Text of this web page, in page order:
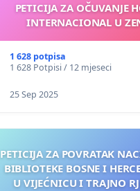
PETICIJA ZA OČUVANJE
INTERNACIONAL U
1 628 potpisa
1 628 Potpisi / 12 mjeseci
25 Sep 2025
PETICIJA ZA POVRATAK
BIBLIOTEKE BOSNE I
U VIJEĆNICU I TRAJNO